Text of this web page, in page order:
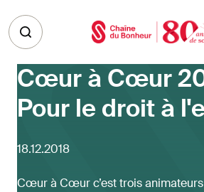
Cœur à Cœur
Pour le droit à
18.12.2018
Cœur à Cœur c’est trois